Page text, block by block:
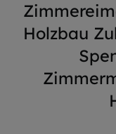
Holzbau